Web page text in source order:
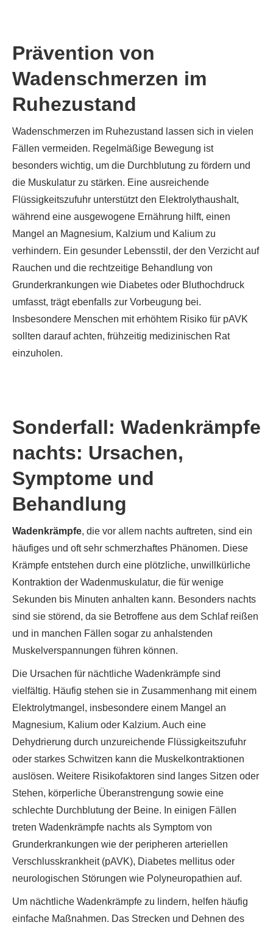
Prävention von
Wadenschmerzen im
Ruhezustand
Wadenschmerzen im Ruhezustand lassen sich in vielen
Fällen vermeiden. Regelmäßige Bewegung ist
besonders wichtig, um die Durchblutung zu fördern und
die Muskulatur zu stärken. Eine ausreichende
Flüssigkeitszufuhr unterstützt den Elektrolythaushalt,
während eine ausgewogene Ernährung hilft, einen
Mangel an Magnesium, Kalzium und Kalium zu
verhindern. Ein gesunder Lebensstil, der den Verzicht auf
Rauchen und die rechtzeitige Behandlung von
Grunderkrankungen wie Diabetes oder Bluthochdruck
umfasst, trägt ebenfalls zur Vorbeugung bei.
Insbesondere Menschen mit erhöhtem Risiko für pAVK
sollten darauf achten, frühzeitig medizinischen Rat
einzuholen.
Sonderfall: Wadenkrämpfe
nachts: Ursachen,
Symptome und
Behandlung
Wadenkrämpfe, die vor allem nachts auftreten, sind ein
häufiges und oft sehr schmerzhaftes Phänomen. Diese
Krämpfe entstehen durch eine plötzliche, unwillkürliche
Kontraktion der Wadenmuskulatur, die für wenige
Sekunden bis Minuten anhalten kann. Besonders nachts
sind sie störend, da sie Betroffene aus dem Schlaf reißen
und in manchen Fällen sogar zu anhalstenden
Muskelverspannungen führen können.
Die Ursachen für nächtliche Wadenkrämpfe sind
vielfältig. Häufig stehen sie in Zusammenhang mit einem
Elektrolytmangel, insbesondere einem Mangel an
Magnesium, Kalium oder Kalzium. Auch eine
Dehydrierung durch unzureichende Flüssigkeitszufuhr
oder starkes Schwitzen kann die Muskelkontraktionen
auslösen. Weitere Risikofaktoren sind langes Sitzen oder
Stehen, körperliche Überanstrengung sowie eine
schlechte Durchblutung der Beine. In einigen Fällen
treten Wadenkrämpfe nachts als Symptom von
Grunderkrankungen wie der peripheren arteriellen
Verschlusskrankheit (pAVK), Diabetes mellitus oder
neurologischen Störungen wie Polyneuropathien auf.
Um nächtliche Wadenkrämpfe zu lindern, helfen häufig
einfache Maßnahmen. Das Strecken und Dehnen des